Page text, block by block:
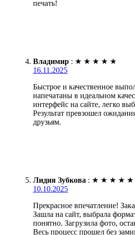
печать!
Владимир : ★ ★ ★ ★ ★
16.11.2025
Быстрое и качественное
напечатаны в идеальном
интерфейс на сайте, легко
Результат превзошел
друзьям.
Лидия Зубкова : ★ ★ ★ ★ ★
10.10.2025
Прекрасное впечатление!
Зашла на сайт, выбрала
понятно. Загрузила фото,
Весь процесс прошел без